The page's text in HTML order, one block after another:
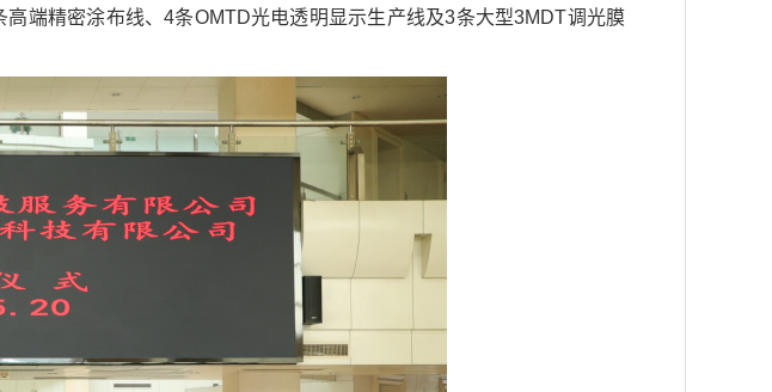
端精密涂布线、4条OMTD光电透明显示生产线及3条大型3MDT调光膜